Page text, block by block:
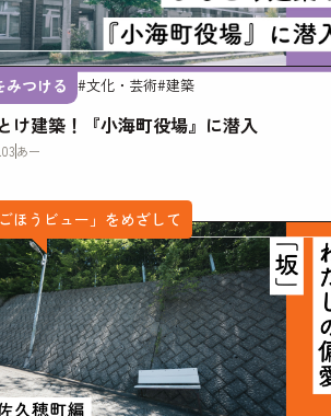
みつける #文化・芸術#建築
け建築！『小海町役場』に潜入
あー
ごほうビュー」をめざして